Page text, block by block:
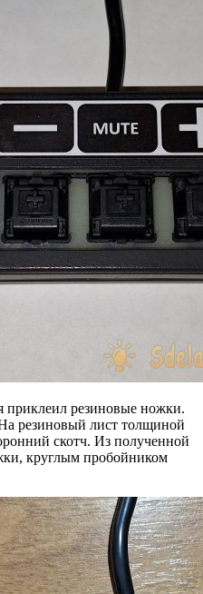
резиновые ножки.
резиновый лист толщиной
скотч. Из полученной
круглым пробойником